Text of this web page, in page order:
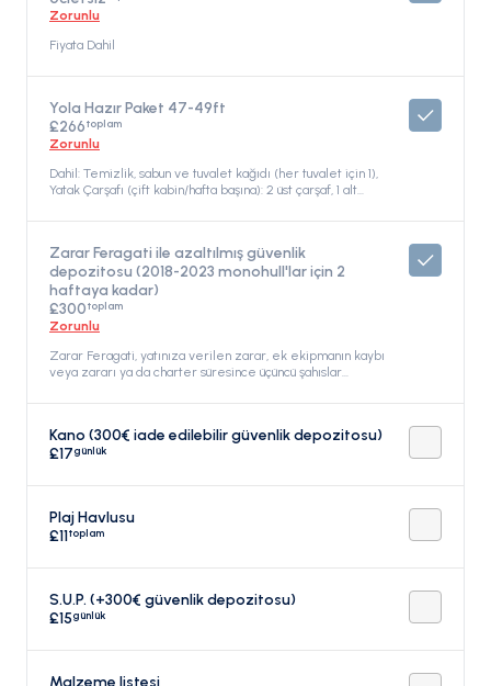
Zorunlu
Fiyata Dahil
Yola Hazır Paket 47-49ft
£266toplam
Zorunlu
Dahil: Temizlik, sabun ve tuvalet kağıdı (her tuvalet için 1),
Yatak Çarşafı (çift kabin/hafta başına): 2 üst çarşaf, 1 alt
yüz havlusu, 1 banyo havlusu, 2 Gaz Şişesi (bir tanesi dolu),
limandaki bağlama yerinde), Üs elektrik tüketimi (ilk ve
son gece), su doldurma (ilk ve son gün), Fiyata Dahil
Zarar Feragati ile azaltılmış güvenlik
depozitosu (2018-2023 monohull'lar için 2
haftaya kadar)
£300toplam
Zorunlu
Zarar Feragati, yatınıza verilen zarar, ek ekipmanın kaybı
veya zararı ya da charter süresince üçüncü şahıslar
azaltır. İade edilmez: Zarar Feragati, herhangi bir koşulda
tutarını aşan herhangi bir zarar veya kaybı kapsar ve
müşterinin toplam mali sorumluluğu zarar feragati ve iade
Herhangi bir kayıp veya kazayı kapsar., Fiyata Dahil
Kano (300€ iade edilebilir güvenlik depozitosu)
£17günlük
Plaj Havlusu
£11toplam
S.U.P. (+300€ güvenlik depozitosu)
£15günlük
Malzeme listesi